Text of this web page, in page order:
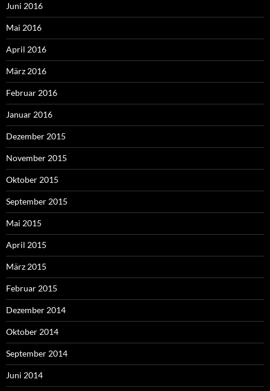
Juni 2016
Mai 2016
April 2016
März 2016
Februar 2016
Januar 2016
Dezember 2015
November 2015
Oktober 2015
September 2015
Mai 2015
April 2015
März 2015
Februar 2015
Dezember 2014
Oktober 2014
September 2014
Juni 2014